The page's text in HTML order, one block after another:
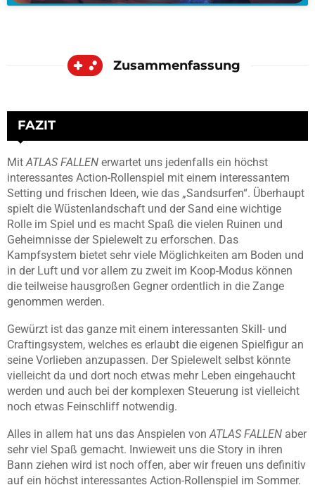
Zusammenfassung
FAZIT
MitATLAS FALLEN erwartet uns jedenfalls ein höchst
interessantes Action-Rollenspiel mit einem interessantem
Setting und frischen Ideen, wie das „Sandsurfen“. Überhaupt
spielt die Wüstenlandschaft und der Sand eine wichtige
Rolle im Spiel und es macht Spaß die vielen Ruinen und
Geheimnisse der Spielewelt zu erforschen. Das
Kampfsystem bietet sehr viele Möglichkeiten am Boden und
in der Luft und vor allem zu zweit im Koop-Modus können
die teilweise hausgroßen Gegner ordentlich in die Zange
genommen werden.
Gewürzt ist das ganze mit einem interessanten Skill- und
Craftingsystem, welches es erlaubt die eigenen Spielfigur an
seine Vorlieben anzupassen. Der Spielewelt selbst könnte
vielleicht da und dort noch etwas mehr Leben eingehaucht
werden und auch bei der komplexen Steuerung ist vielleicht
noch etwas Feinschliff notwendig.
Alles in allem hat uns das Anspielen vonATLAS FALLEN aber
sehr viel Spaß gemacht. Inwieweit uns die Story in ihren
Bann ziehen wird ist noch offen, aber wir freuen uns definitiv
auf ein höchst interessantes Action-Rollenspiel im Sommer.